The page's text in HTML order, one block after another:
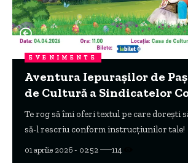
EVENIMENTE
Familia Melimi la
Mamaia
Te rog să îmi oferi textul pe care dorești
să-l rescriu. Fără acesta, nu pot continua
01 aprilie 2026 - 02:50 257